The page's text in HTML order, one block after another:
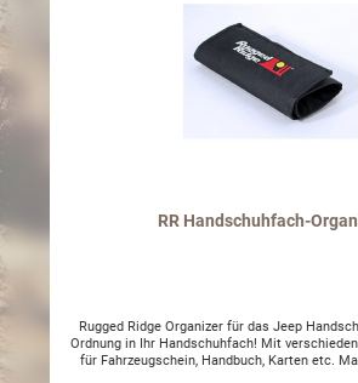
RR Handschuhfach-
Rugged Ridge Organizer für das Jeep
Ordnung in Ihr Handschuhfach! Mit
für Fahrzeugschein, Handbuch, Karten etc.